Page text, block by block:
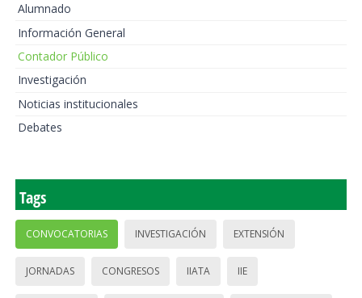
Alumnado
Información General
Contador Público
Investigación
Noticias institucionales
Debates
Tags
CONVOCATORIAS INVESTIGACIÓN EXTENSIÓN
JORNADAS CONGRESOS IIATA IIE